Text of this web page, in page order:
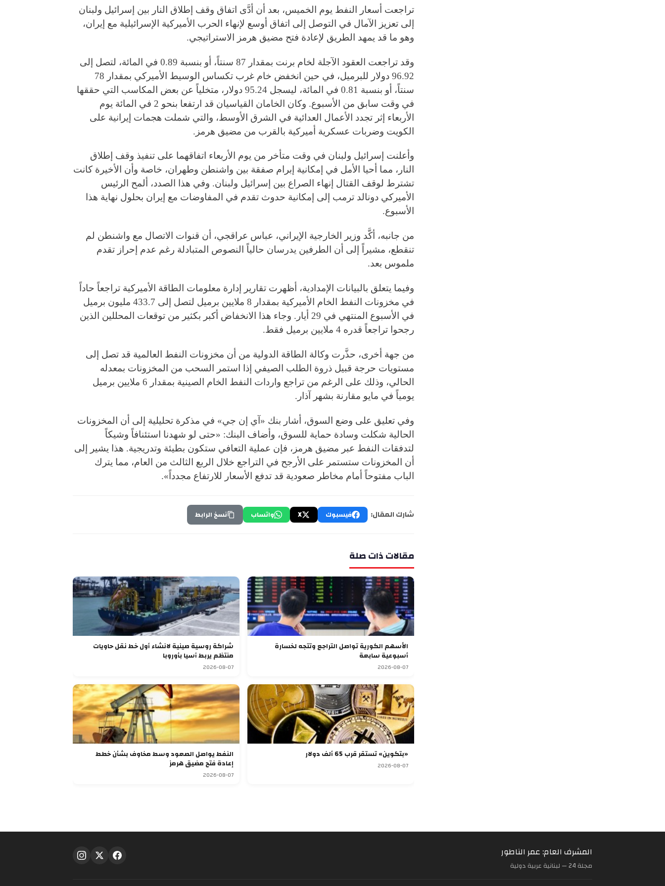
تراجعت أسعار النفط يوم الخميس، بعد أن أدَّى اتفاق وقف إطلاق النار بين إسرائيل ولبنان
إلى تعزيز الآمال في التوصل إلى اتفاق أوسع لإنهاء الحرب الأميركية الإسرائيلية مع إيران،
وهو ما قد يمهد الطريق لإعادة فتح مضيق هرمز الاستراتيجي.
وقد تراجعت العقود الآجلة لخام برنت بمقدار 87 سنتاً، أو بنسبة 0.89 في المائة، لتصل إلى
96.92 دولار للبرميل، في حين انخفض خام غرب تكساس الوسيط الأميركي بمقدار 78
سنتاً، أو بنسبة 0.81 في المائة، ليسجل 95.24 دولار، متخلياً عن بعض المكاسب التي حققها
في وقت سابق من الأسبوع. وكان الخامان القياسيان قد ارتفعا بنحو 2 في المائة يوم
الأربعاء إثر تجدد الأعمال العدائية في الشرق الأوسط، والتي شملت هجمات إيرانية على
الكويت وضربات عسكرية أميركية بالقرب من مضيق هرمز.
وأعلنت إسرائيل ولبنان في وقت متأخر من يوم الأربعاء اتفاقهما على تنفيذ وقف إطلاق
النار، مما أحيا الأمل في إمكانية إبرام صفقة بين واشنطن وطهران، خاصة وأن الأخيرة كانت
تشترط لوقف القتال إنهاء الصراع بين إسرائيل ولبنان. وفي هذا الصدد، ألمح الرئيس
الأميركي دونالد ترمب إلى إمكانية حدوث تقدم في المفاوضات مع إيران بحلول نهاية هذا
الأسبوع.
من جانبه، أكَّد وزير الخارجية الإيراني، عباس عراقجي، أن قنوات الاتصال مع واشنطن لم
تنقطع، مشيراً إلى أن الطرفين يدرسان حالياً النصوص المتبادلة رغم عدم إحراز تقدم
ملموس بعد.
وفيما يتعلق بالبيانات الإمدادية، أظهرت تقارير إدارة معلومات الطاقة الأميركية تراجعاً حاداً
في مخزونات النفط الخام الأميركية بمقدار 8 ملايين برميل لتصل إلى 433.7 مليون برميل
في الأسبوع المنتهي في 29 أيار. وجاء هذا الانخفاض أكبر بكثير من توقعات المحللين الذين
رجحوا تراجعاً قدره 4 ملايين برميل فقط.
من جهة أخرى، حذَّرت وكالة الطاقة الدولية من أن مخزونات النفط العالمية قد تصل إلى
مستويات حرجة قبيل ذروة الطلب الصيفي إذا استمر السحب من المخزونات بمعدله
الحالي، وذلك على الرغم من تراجع واردات النفط الخام الصينية بمقدار 6 ملايين برميل
يومياً في مايو مقارنة بشهر آذار.
وفي تعليق على وضع السوق، أشار بنك «آي إن جي» في مذكرة تحليلية إلى أن المخزونات
الحالية شكلت وسادة حماية للسوق، وأضاف البنك: «حتى لو شهدنا استئنافاً وشيكاً
لتدفقات النفط عبر مضيق هرمز، فإن عملية التعافي ستكون بطيئة وتدريجية. هذا يشير إلى
أن المخزونات ستستمر على الأرجح في التراجع خلال الربع الثالث من العام، مما يترك
الباب مفتوحاً أمام مخاطر صعودية قد تدفع الأسعار للارتفاع مجدداً».
شارك المقال: فيسبوك X واتساب نسخ الرابط
مقالات ذات صلة
الأسهم الكورية تواصل التراجع وتتجه لخسارة
أسبوعية سابعة
2026-08-07
شراكة روسية صينية لانشاء أول خط نقل حاويات
منتظم يربط آسيا بأوروبا
2026-08-07
«بتكوين» تستقر قرب 65 ألف دولار
2026-08-07
النفط يواصل الصعود وسط مخاوف بشأن خطط
إعادة فتح مضيق هرمز
2026-08-07
المشرف العام: عمر الناطور
مجلة 24 — لبنانية عربية دولية